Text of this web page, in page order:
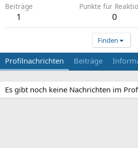
Beiträge
1
Punkte für
0
Finden
Profilnachrichten Beiträge
Es gibt noch keine Nachrichten im